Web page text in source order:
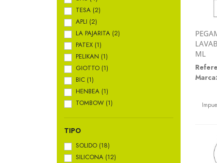
TESA (2)
APLI (2)
LA PAJARITA (2)
PATEX (1)
PELIKAN (1)
GIOTTO (1)
BIC (1)
HENBEA (1)
TOMBOW (1)
TIPO
SOLIDO (18)
SILICONA (12)
ML
Marca: